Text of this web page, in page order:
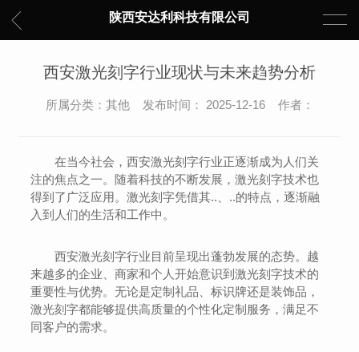
陕西安达利科技有限公司
西安激光刻字行业现状与未来趋势分析
所属分类：其他 发布时间： 2025-12-16 作者：
在当今社会，西安激光刻字行业正逐渐成为人们关
注的焦点之一。随着科技的不断发展，激光刻字技术也
得到了广泛应用。激光刻字凭借其..、..的特点，逐渐融
入到人们的生活和工作中。
西安激光刻字行业目前呈现出蓬勃发展的态势。越
来越多的企业、商家和个人开始意识到激光刻字技术的
重要性与优势。无论是定制礼品、标识牌还是装饰品，
激光刻字都能够提供高质量的个性化定制服务，满足不
同客户的需求。